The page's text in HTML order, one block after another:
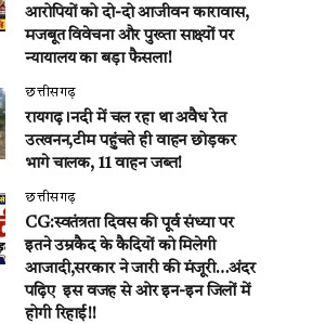
आरोपियों को दो-दो आजीवन कारावास,
मजबूत विवेचना और पुख्ता साक्ष्यों पर
न्यायालय का बड़ा फैसला!
छत्तीसगढ़
रायगढ़।नदी में चल रहा था अवैध रेत
उत्खनन,टीम पहुंचते ही वाहन छोड़कर
भागे चालक, 11 वाहन जब्त!
छत्तीसगढ़
CG:स्वतंत्रता दिवस की पूर्व संध्या पर
इतने उम्रकैद के कैदियों को मिलेगी
आजादी,सरकार ने जारी की मंजूरी…अंदर
पढ़िए इस वजह से ओर इन-इन जिलों में
होगी रिहाई!!